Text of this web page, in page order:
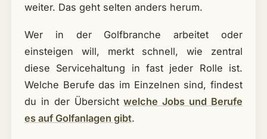
weiter. Das geht selten anders herum.
Wer in der Golfbranche arbeitet oder
einsteigen will, merkt schnell, wie zentral
diese Servicehaltung in fast jeder Rolle ist.
Welche Berufe das im Einzelnen sind, findest
du in der Übersichtwelche Jobs und Berufe
es auf Golfanlagen gibt.